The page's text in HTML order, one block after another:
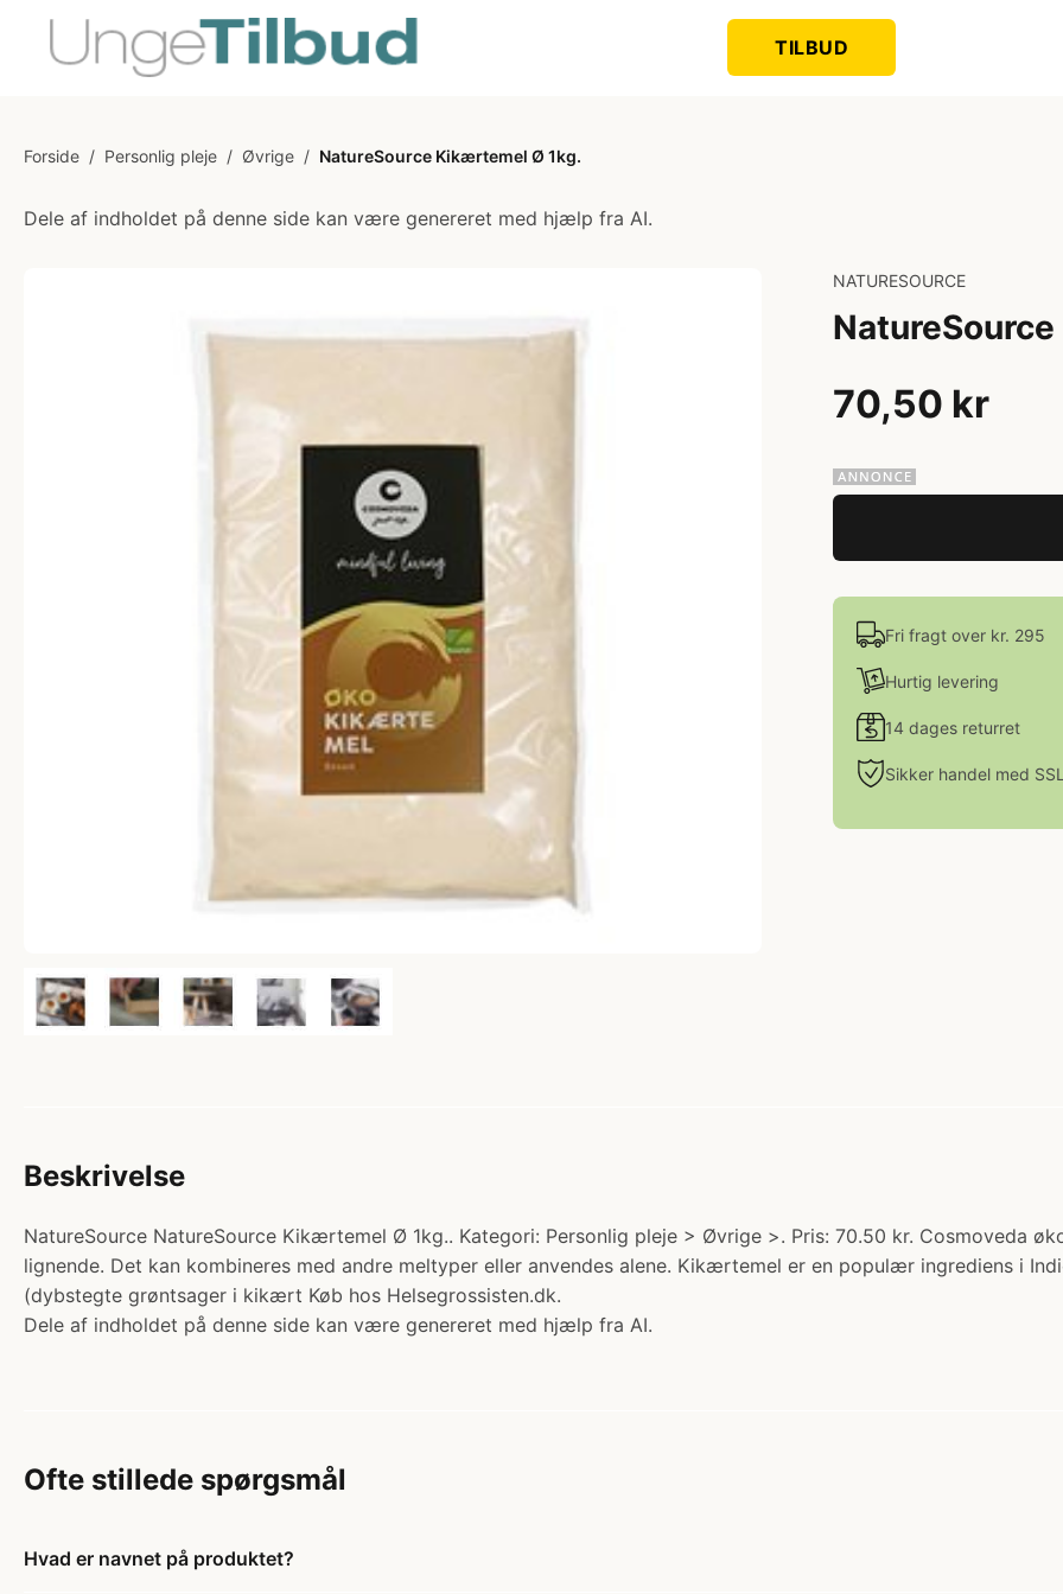
TILBUD
Forside / Personlig pleje / Øvrige / NatureSource Kikærtemel Ø 1kg.
Dele af indholdet på denne side kan være genereret med hjælp fra AI.
NATURESOURCE
70,50 kr
Fri fragt over kr. 295
Hurtig levering
14 dages returret
Sikker handel med
Beskrivelse
NatureSource NatureSource Kikærtemel Ø 1kg.. Kategori: Personlig pleje > Øvrige >. Pris: 70.50 kr. Cosmoveda
lignende. Det kan kombineres med andre meltyper eller anvendes alene. Kikærtemel er en populær ingrediens i
(dybstegte grøntsager i kikært Køb hos Helsegrossisten.dk.
Dele af indholdet på denne side kan være genereret med hjælp fra AI.
Ofte stillede spørgsmål
Hvad er navnet på produktet?